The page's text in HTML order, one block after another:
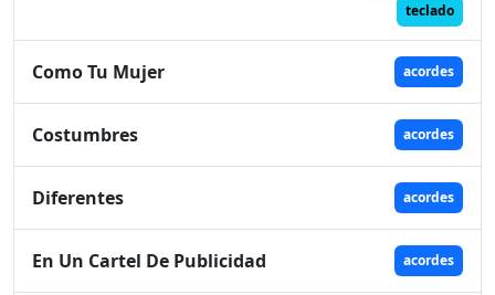
teclado
Como Tu Mujer acordes
Costumbres acordes
Diferentes acordes
En Un Cartel De Publicidad acordes